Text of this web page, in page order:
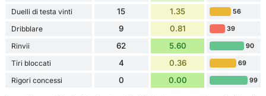
Duelli di testa vinti 15 1.35 56
Dribblare 9 0.81 39
Rinvii 62 5.60 90
Tiri bloccati 4 0.36 69
Rigori concessi 0 0.00 99